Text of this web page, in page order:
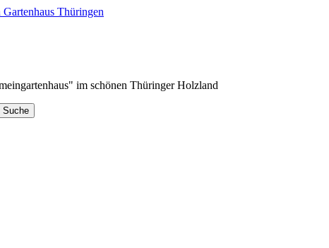
im schönen Thüringer Holzland
Suche